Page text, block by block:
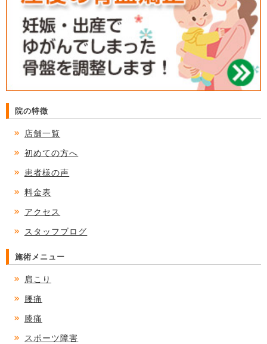
院の特徴
店舗一覧
初めての方へ
患者様の声
料金表
アクセス
スタッフブログ
施術メニュー
肩こり
腰痛
膝痛
スポーツ障害